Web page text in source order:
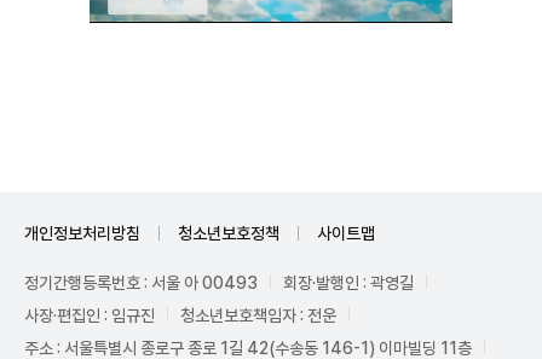
개인정보처리방침 청소년보호정책 사이트맵
정기간행등록번호 : 서울 아 00493
회장·발행인 : 곽영길
사장·편집인 : 임규진
청소년보호책임자 : 전운
주소 : 서울특별시 종로구 종로 1길 42(수송동 146-1) 이마빌딩 11층